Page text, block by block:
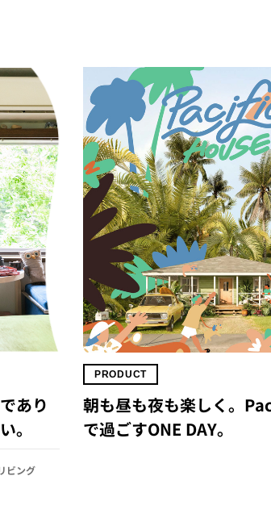
あり
。
ビング
PRODUCT
朝も昼も夜も楽しく。
で過ごすONE DAY。